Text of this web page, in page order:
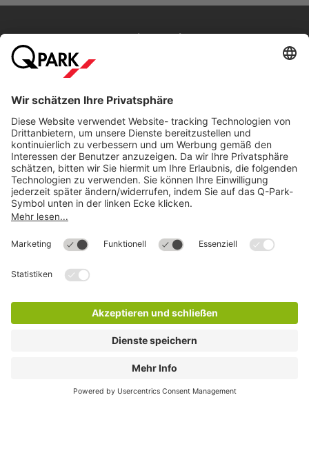
Meistgesucht
Hilfe
Direkt zum
Cookie Informationen
AGB
Compliance